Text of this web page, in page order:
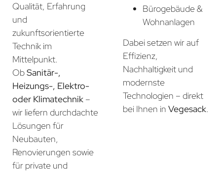
Qualität, Erfahrung
und
zukunftsorientierte
Technik im
Mittelpunkt.
ObSanitär-,
Heizungs-, Elektro-
oder Klimatechnik –
wir liefern durchdachte
Lösungen für
Neubauten,
Renovierungen sowie
für private und
Bürogebäude &
Wohnanlagen
Dabei setzen wir auf
Effizienz,
Nachhaltigkeit und
modernste
Technologien – direkt
bei Ihnen in Vegesack.